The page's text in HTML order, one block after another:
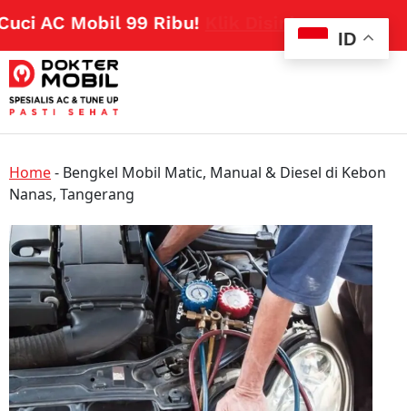
AC Mobil 99 Ribu!Klik Disini
Home- Bengkel Mobil Matic, Manual & Diesel di Kebon
Nanas, Tangerang
ID